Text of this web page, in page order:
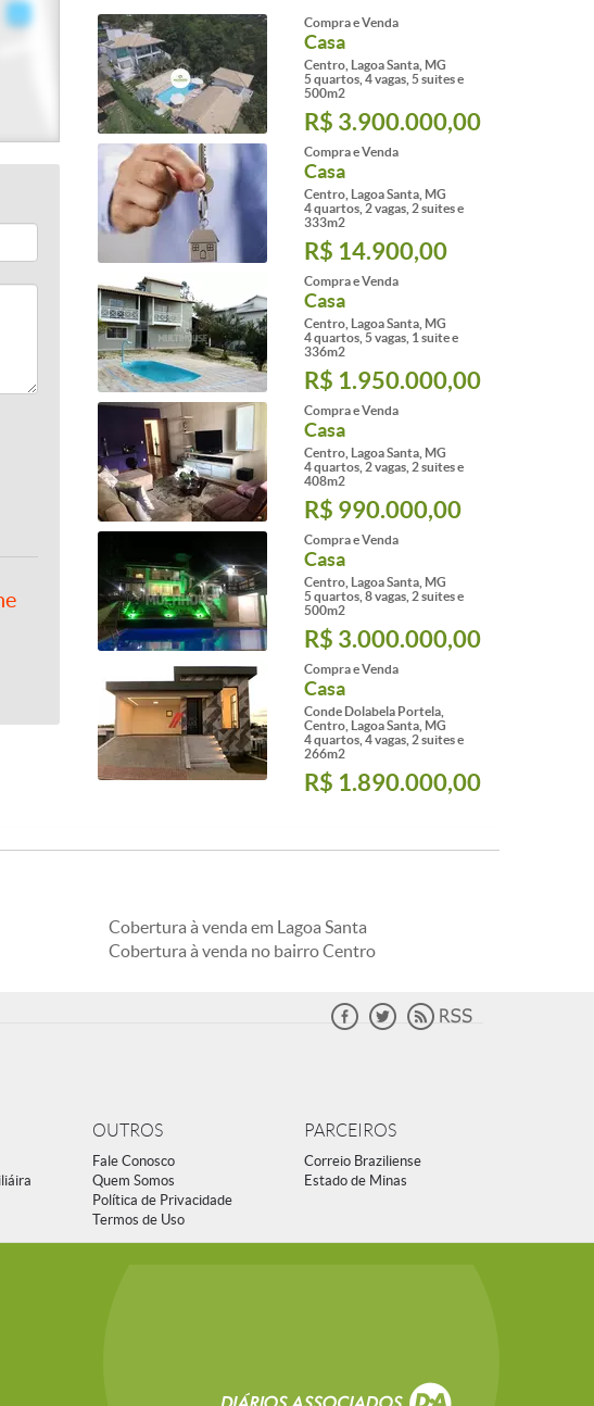
Compra e Venda
Casa
Centro, Lagoa Santa, MG
5 quartos, 4 vagas, 5 suites e
500m2
R$ 3.900.000,00
Compra e Venda
Casa
Centro, Lagoa Santa, MG
4 quartos, 2 vagas, 2 suites e
333m2
R$ 14.900,00
Compra e Venda
Casa
Centro, Lagoa Santa, MG
4 quartos, 5 vagas, 1 suite e
336m2
R$ 1.950.000,00
Compra e Venda
Casa
Centro, Lagoa Santa, MG
4 quartos, 2 vagas, 2 suites e
408m2
R$ 990.000,00
Compra e Venda
Casa
Centro, Lagoa Santa, MG
5 quartos, 8 vagas, 2 suites e
500m2
R$ 3.000.000,00
Compra e Venda
Casa
Conde Dolabela Portela,
Centro, Lagoa Santa, MG
4 quartos, 4 vagas, 2 suites e
266m2
R$ 1.890.000,00
Cobertura à venda em Lagoa Santa
Cobertura à venda no bairro Centro
OUTROS
Fale Conosco
Quem Somos
Política de Privacidade
Termos de Uso
PARCEIROS
Correio Braziliense
Estado de Minas